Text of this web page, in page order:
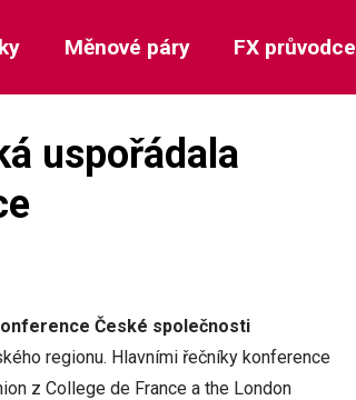
Měnové páry FX průvodce
uspořádala
České společnosti
regionu. Hlavními řečníky konference
z College de France a the London